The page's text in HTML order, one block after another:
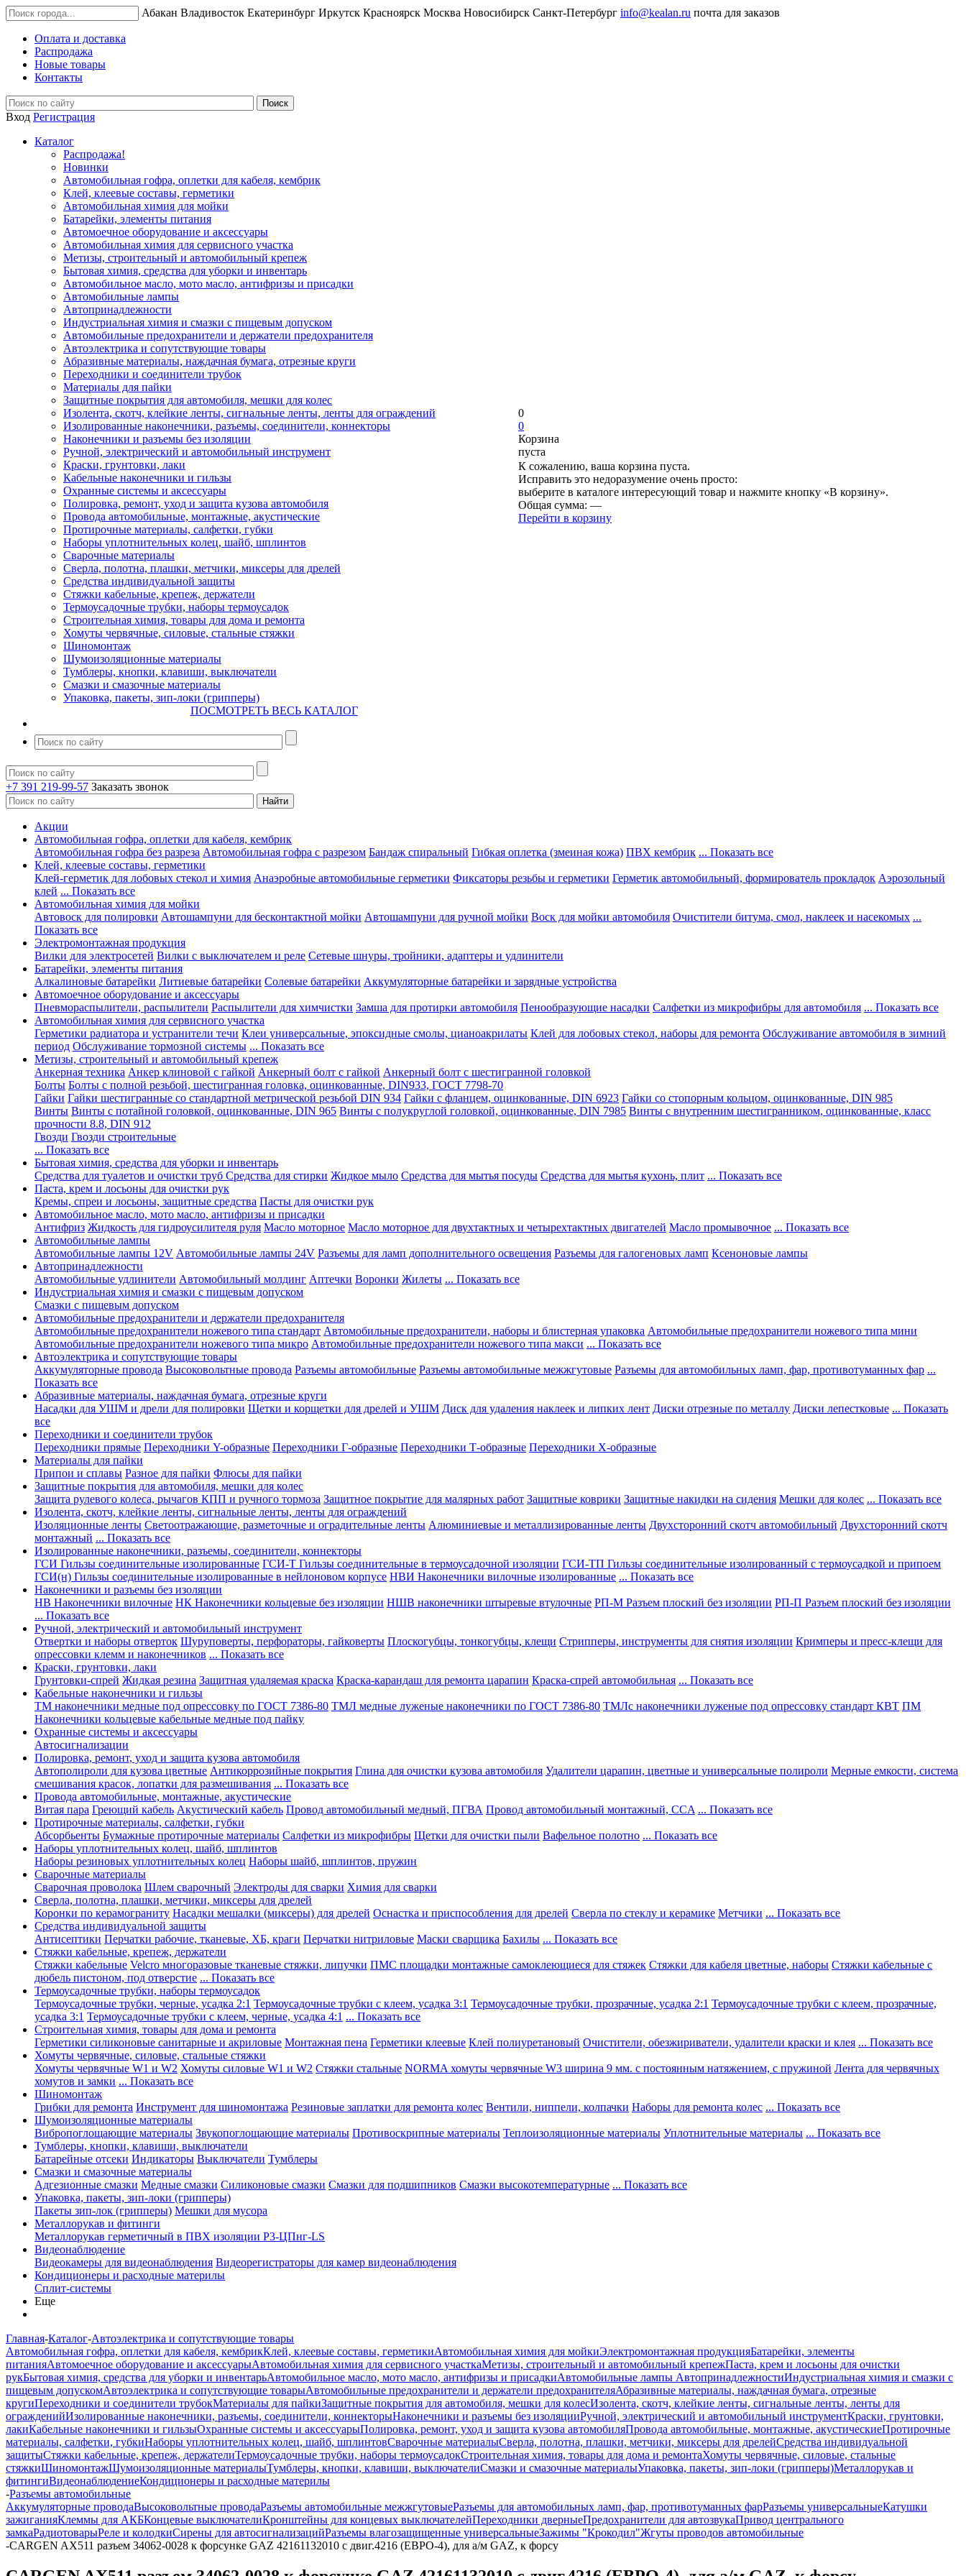
Абакан Владивосток Екатеринбург Иркутск Красноярск Москва Новосибирск Санкт-Петербург info@kealan.ru почта для заказов
Оплата и доставка
Распродажа
Новые товары
Контакты
Вход Регистрация
Каталог
Распродажа!
Новинки
Автомобильная гофра, оплетки для кабеля, кембрик
Клей, клеевые составы, герметики
Автомобильная химия для мойки
Батарейки, элементы питания
Автомоечное оборудование и аксессуары
Автомобильная химия для сервисного участка
Метизы, строительный и автомобильный крепеж
Бытовая химия, средства для уборки и инвентарь
Автомобильное масло, мото масло, антифризы и присадки
Автомобильные лампы
Автопринадлежности
Индустриальная химия и смазки с пищевым допуском
Автомобильные предохранители и держатели предохранителя
Автоэлектрика и сопутствующие товары
Абразивные материалы, наждачная бумага, отрезные круги
Переходники и соединители трубок
Материалы для пайки
Защитные покрытия для автомобиля, мешки для колес
Изолента, скотч, клейкие ленты, сигнальные ленты, ленты для ограждений
Изолированные наконечники, разъемы, соединители, коннекторы
Наконечники и разъемы без изоляции
Ручной, электрический и автомобильный инструмент
Краски, грунтовки, лаки
Кабельные наконечники и гильзы
Охранные системы и аксессуары
Полировка, ремонт, уход и защита кузова автомобиля
Провода автомобильные, монтажные, акустические
Протирочные материалы, салфетки, губки
Наборы уплотнительных колец, шайб, шплинтов
Сварочные материалы
Сверла, полотна, плашки, метчики, миксеры для дрелей
Средства индивидуальной защиты
Стяжки кабельные, крепеж, держатели
Термоусадочные трубки, наборы термоусадок
Строительная химия, товары для дома и ремонта
Хомуты червячные, силовые, стальные стяжки
Шиномонтаж
Шумоизоляционные материалы
Тумблеры, кнопки, клавиши, выключатели
Смазки и смазочные материалы
Упаковка, пакеты, зип-локи (грипперы)
ПОСМОТРЕТЬ ВЕСЬ КАТАЛОГ
+7 391 219-99-57 Заказать звонок
0
0
Корзина
пуста
К сожалению, ваша корзина пуста.
Исправить это недоразумение очень просто:
выберите в каталоге интересующий товар и нажмите кнопку «В корзину».
Общая сумма: —
Перейти в корзину
Акции
Автомобильная гофра, оплетки для кабеля, кембрик
Автомобильная гофра без разреза Автомобильная гофра с разрезом Бандаж спиральный Гибкая оплетка (змеиная кожа) ПВХ кембрик ... Показать все
Клей, клеевые составы, герметики
Клей-герметик для лобовых стекол и химия Анаэробные автомобильные герметики Фиксаторы резьбы и герметики Герметик автомобильный, формирователь прокладок Аэрозольный
клей ... Показать все
Автомобильная химия для мойки
Автовоск для полировки Автошампуни для бесконтактной мойки Автошампуни для ручной мойки Воск для мойки автомобиля Очистители битума, смол, наклеек и насекомых ...
Показать все
Электромонтажная продукция
Вилки для электросетей Вилки с выключателем и реле Сетевые шнуры, тройники, адаптеры и удлинители
Батарейки, элементы питания
Алкалиновые батарейки Литиевые батарейки Солевые батарейки Аккумуляторные батарейки и зарядные устройства
Автомоечное оборудование и аксессуары
Пневмораспылители, распылители Распылители для химчистки Замша для протирки автомобиля Пенообразующие насадки Салфетки из микрофибры для автомобиля ... Показать все
Автомобильная химия для сервисного участка
Герметики радиатора и устранители течи Клеи универсальные, эпоксидные смолы, цианоакрилаты Клей для лобовых стекол, наборы для ремонта Обслуживание автомобиля в зимний
период Обслуживание тормозной системы ... Показать все
Метизы, строительный и автомобильный крепеж
Анкерная техника Анкер клиновой с гайкой Анкерный болт с гайкой Анкерный болт с шестигранной головкой
Болты Болты с полной резьбой, шестигранная головка, оцинкованные, DIN933, ГОСТ 7798-70
Гайки Гайки шестигранные со стандартной метрической резьбой DIN 934 Гайки с фланцем, оцинкованные, DIN 6923 Гайки со стопорным кольцом, оцинкованные, DIN 985
Винты Винты с потайной головкой, оцинкованные, DIN 965 Винты с полукруглой головкой, оцинкованные, DIN 7985 Винты с внутренним шестигранником, оцинкованные, класс
прочности 8.8, DIN 912
Гвозди Гвозди строительные
... Показать все
Бытовая химия, средства для уборки и инвентарь
Средства для туалетов и очистки труб Средства для стирки Жидкое мыло Средства для мытья посуды Средства для мытья кухонь, плит ... Показать все
Паста, крем и лосьоны для очистки рук
Кремы, спреи и лосьоны, защитные средства Пасты для очистки рук
Автомобильное масло, мото масло, антифризы и присадки
Антифриз Жидкость для гидроусилителя руля Масло моторное Масло моторное для двухтактных и четырехтактных двигателей Масло промывочное ... Показать все
Автомобильные лампы
Автомобильные лампы 12V Автомобильные лампы 24V Разъемы для ламп дополнительного освещения Разъемы для галогеновых ламп Ксеноновые лампы
Автопринадлежности
Автомобильные удлинители Автомобильный молдинг Аптечки Воронки Жилеты ... Показать все
Индустриальная химия и смазки с пищевым допуском
Смазки с пищевым допуском
Автомобильные предохранители и держатели предохранителя
Автомобильные предохранители ножевого типа стандарт Автомобильные предохранители, наборы и блистерная упаковка Автомобильные предохранители ножевого типа мини
Автомобильные предохранители ножевого типа микро Автомобильные предохранители ножевого типа макси ... Показать все
Автоэлектрика и сопутствующие товары
Аккумуляторные провода Высоковольтные провода Разъемы автомобильные Разъемы автомобильные межжгутовые Разъемы для автомобильных ламп, фар, противотуманных фар ...
Показать все
Абразивные материалы, наждачная бумага, отрезные круги
Насадки для УШМ и дрели для полировки Щетки и корщетки для дрелей и УШМ Диск для удаления наклеек и липких лент Диски отрезные по металлу Диски лепестковые ... Показать
все
Переходники и соединители трубок
Переходники прямые Переходники Y-образные Переходники Г-образные Переходники Т-образные Переходники Х-образные
Материалы для пайки
Припои и сплавы Разное для пайки Флюсы для пайки
Защитные покрытия для автомобиля, мешки для колес
Защита рулевого колеса, рычагов КПП и ручного тормоза Защитное покрытие для малярных работ Защитные коврики Защитные накидки на сидения Мешки для колес ... Показать все
Изолента, скотч, клейкие ленты, сигнальные ленты, ленты для ограждений
Изоляционные ленты Светоотражающие, разметочные и оградительные ленты Алюминиевые и металлизированные ленты Двухсторонний скотч автомобильный Двухсторонний скотч
монтажный ... Показать все
Изолированные наконечники, разъемы, соединители, коннекторы
ГСИ Гильзы соединительные изолированные ГСИ-Т Гильзы соединительные в термоусадочной изоляции ГСИ-ТП Гильзы соединительные изолированный с термоусадкой и припоем
ГСИ(н) Гильзы соединительные изолированные в нейлоновом корпусе НВИ Наконечники вилочные изолированные ... Показать все
Наконечники и разъемы без изоляции
НВ Наконечники вилочные НК Наконечники кольцевые без изоляции НШВ наконечники штыревые втулочные РП-М Разъем плоский без изоляции РП-П Разъем плоский без изоляции
... Показать все
Ручной, электрический и автомобильный инструмент
Отвертки и наборы отверток Шуруповерты, перфораторы, гайковерты Плоскогубцы, тонкогубцы, клещи Стрипперы, инструменты для снятия изоляции Кримперы и пресс-клещи для
опрессовки клемм и наконечников ... Показать все
Краски, грунтовки, лаки
Грунтовки-спрей Жидкая резина Защитная удаляемая краска Краска-карандаш для ремонта царапин Краска-спрей автомобильная ... Показать все
Кабельные наконечники и гильзы
ТМ наконечники медные под опрессовку по ГОСТ 7386-80 ТМЛ медные луженые наконечники по ГОСТ 7386-80 ТМЛс наконечники луженые под опрессовку стандарт КВТ ПМ
Наконечники кольцевые кабельные медные под пайку
Охранные системы и аксессуары
Автосигнализации
Полировка, ремонт, уход и защита кузова автомобиля
Автополироли для кузова цветные Антикоррозийные покрытия Глина для очистки кузова автомобиля Удалители царапин, цветные и универсальные полироли Мерные емкости, система
смешивания красок, лопатки для размешивания ... Показать все
Провода автомобильные, монтажные, акустические
Витая пара Греющий кабель Акустический кабель Провод автомобильный медный, ПГВА Провод автомобильный монтажный, CCA ... Показать все
Протирочные материалы, салфетки, губки
Абсорбьенты Бумажные протирочные материалы Салфетки из микрофибры Щетки для очистки пыли Вафельное полотно ... Показать все
Наборы уплотнительных колец, шайб, шплинтов
Наборы резиновых уплотнительных колец Наборы шайб, шплинтов, пружин
Сварочные материалы
Сварочная проволока Шлем сварочный Электроды для сварки Химия для сварки
Сверла, полотна, плашки, метчики, миксеры для дрелей
Коронки по керамограниту Насадки мешалки (миксеры) для дрелей Оснастка и приспособления для дрелей Сверла по стеклу и керамике Метчики ... Показать все
Средства индивидуальной защиты
Антисептики Перчатки рабочие, тканевые, ХБ, краги Перчатки нитриловые Маски сварщика Бахилы ... Показать все
Стяжки кабельные, крепеж, держатели
Стяжки кабельные Velcro многоразовые тканевые стяжки, липучки ПМС площадки монтажные самоклеющиеся для стяжек Стяжки для кабеля цветные, наборы Стяжки кабельные с
дюбель пистоном, под отверстие ... Показать все
Термоусадочные трубки, наборы термоусадок
Термоусадочные трубки, черные, усадка 2:1 Термоусадочные трубки с клеем, усадка 3:1 Термоусадочные трубки, прозрачные, усадка 2:1 Термоусадочные трубки с клеем, прозрачные,
усадка 3:1 Термоусадочные трубки с клеем, черные, усадка 4:1 ... Показать все
Строительная химия, товары для дома и ремонта
Герметики силиконовые санитарные и акриловые Монтажная пена Герметики клеевые Клей полиуретановый Очистители, обезжириватели, удалители краски и клея ... Показать все
Хомуты червячные, силовые, стальные стяжки
Хомуты червячные W1 и W2 Хомуты силовые W1 и W2 Стяжки стальные NORMA хомуты червячные W3 ширина 9 мм. с постоянным натяжением, с пружиной Лента для червячных
хомутов и замки ... Показать все
Шиномонтаж
Грибки для ремонта Инструмент для шиномонтажа Резиновые заплатки для ремонта колес Вентили, ниппели, колпачки Наборы для ремонта колес ... Показать все
Шумоизоляционные материалы
Вибропоглощающие материалы Звукопоглощающие материалы Противоскрипные материалы Теплоизоляционные материалы Уплотнительные материалы ... Показать все
Тумблеры, кнопки, клавиши, выключатели
Батарейные отсеки Индикаторы Выключатели Тумблеры
Смазки и смазочные материалы
Адгезионные смазки Медные смазки Силиконовые смазки Смазки для подшипников Смазки высокотемпературные ... Показать все
Упаковка, пакеты, зип-локи (грипперы)
Пакеты зип-лок (грипперы) Мешки для мусора
Металлорукав и фитинги
Металлорукав герметичный в ПВХ изоляции Р3-ЦПнг-LS
Видеонаблюдение
Видеокамеры для видеонаблюдения Видеорегистраторы для камер видеонаблюдения
Кондиционеры и расходные материлы
Сплит-системы
Еще
Главная-Каталог-Автоэлектрика и сопутствующие товары
Автомобильная гофра, оплетки для кабеля, кембрикКлей, клеевые составы, герметикиАвтомобильная химия для мойкиЭлектромонтажная продукцияБатарейки, элементы
питанияАвтомоечное оборудование и аксессуарыАвтомобильная химия для сервисного участкаМетизы, строительный и автомобильный крепежПаста, крем и лосьоны для очистки
рукБытовая химия, средства для уборки и инвентарьАвтомобильное масло, мото масло, антифризы и присадкиАвтомобильные лампы АвтопринадлежностиИндустриальная химия и смазки с
пищевым допускомАвтоэлектрика и сопутствующие товарыАвтомобильные предохранители и держатели предохранителяАбразивные материалы, наждачная бумага, отрезные
кругиПереходники и соединители трубокМатериалы для пайкиЗащитные покрытия для автомобиля, мешки для колесИзолента, скотч, клейкие ленты, сигнальные ленты, ленты для
огражденийИзолированные наконечники, разъемы, соединители, коннекторыНаконечники и разъемы без изоляцииРучной, электрический и автомобильный инструментКраски, грунтовки,
лакиКабельные наконечники и гильзыОхранные системы и аксессуарыПолировка, ремонт, уход и защита кузова автомобиляПровода автомобильные, монтажные, акустическиеПротирочные
материалы, салфетки, губкиНаборы уплотнительных колец, шайб, шплинтовСварочные материалыСверла, полотна, плашки, метчики, миксеры для дрелейСредства индивидуальной
защитыСтяжки кабельные, крепеж, держателиТермоусадочные трубки, наборы термоусадокСтроительная химия, товары для дома и ремонтаХомуты червячные, силовые, стальные
стяжкиШиномонтажШумоизоляционные материалыТумблеры, кнопки, клавиши, выключателиСмазки и смазочные материалыУпаковка, пакеты, зип-локи (грипперы)Металлорукав и
фитингиВидеонаблюдениеКондиционеры и расходные материлы
-Разъемы автомобильные
Аккумуляторные проводаВысоковольтные проводаРазъемы автомобильные межжгутовыеРазъемы для автомобильных ламп, фар, противотуманных фарРазъемы универсальныеКатушки
зажиганияКлеммы для АКБКонцевые выключателиКронштейны для концевых выключателейПереходники дверныеПредохранители для автозвукаПривод центрального
замкаРадиотоварыРеле и колодкиСирены для автосигнализацийРазъемы влагозащищенные универсальныеЗажимы "Крокодил"Жгуты проводов автомобильные
-CARGEN AX511 разъем 34062-0028 к форсунке GAZ 42161132010 с двиг.4216 (ЕВРО-4), для а/м GAZ, к форсу